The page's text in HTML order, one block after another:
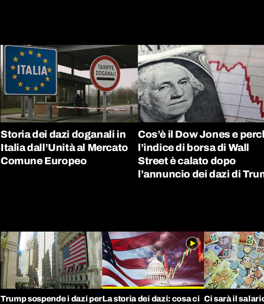
Storia dei dazi doganali in
Italia dall’Unità al Mercato
Comune Europeo
Cos’è il Dow Jones e
l’indice di borsa di Wall
Street è calato dopo
l’annuncio dei dazi di
Trump sospende i dazi perLa storia dei dazi: cosa ci Ci sarà il